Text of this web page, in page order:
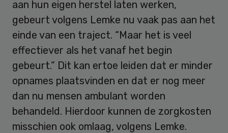
aan hun eigen herstel laten werken,
gebeurt volgens Lemke nu vaak pas aan het
einde van een traject. “Maar het is veel
effectiever als het vanaf het begin
gebeurt.” Dit kan ertoe leiden dat er minder
opnames plaatsvinden en dat er nog meer
dan nu mensen ambulant worden
behandeld. Hierdoor kunnen de zorgkosten
misschien ook omlaag, volgens Lemke.